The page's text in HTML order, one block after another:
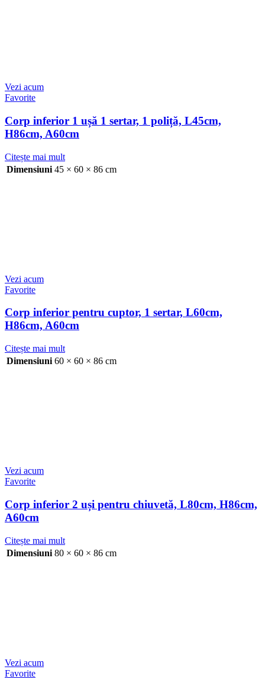
Vezi acum
Favorite
Corp inferior 1 ușă 1 sertar, 1 poliță, L45cm,
H86cm, A60cm
Citește mai mult
Dimensiuni 45 × 60 × 86 cm
Vezi acum
Favorite
Corp inferior pentru cuptor, 1 sertar, L60cm,
H86cm, A60cm
Citește mai mult
Dimensiuni 60 × 60 × 86 cm
Vezi acum
Favorite
Corp inferior 2 uși pentru chiuvetă, L80cm, H86cm,
A60cm
Citește mai mult
Dimensiuni 80 × 60 × 86 cm
Vezi acum
Favorite